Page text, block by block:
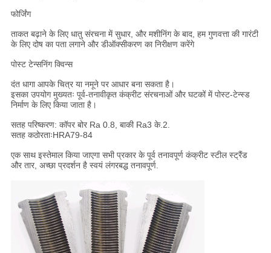
फोर्जिंग
ताकत बढ़ाने के लिए धातु संरचना में सुधार, और मशीनिंग के बाद, हम गुणवत्ता की गारंटी
के लिए दोष का पता लगाने और डीऑक्सीकरण का निरीक्षण करेंगे
पोस्ट टेन्सनिंग क्विन्स
दंत धागा आपके चित्र या नमूने पर आधार बना सकता है।
इसका उपयोग मुख्यतः पूर्व-तनावीकृत कंक्रीट संरचनाओं और घटकों में पोस्ट-टेन्स्ड
निर्माण के लिए किया जाता है।
सतह परिष्करण: कॉपर बोर Ra 0.8, बाकी Ra3 के.2.
सतह कठोरताःHRA79-84
एक साथ इस्तेमाल किया जाएगा सभी प्रकार के पूर्व तनावपूर्ण कंक्रीट स्टील स्ट्रैंड
और तार, अच्छा प्रदर्शन है स्वयं लंगरबद्ध तनावपूर्ण.